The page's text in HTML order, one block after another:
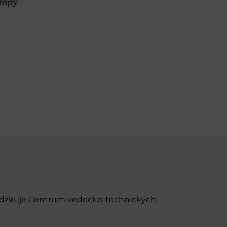
Centrum vedecko-technických